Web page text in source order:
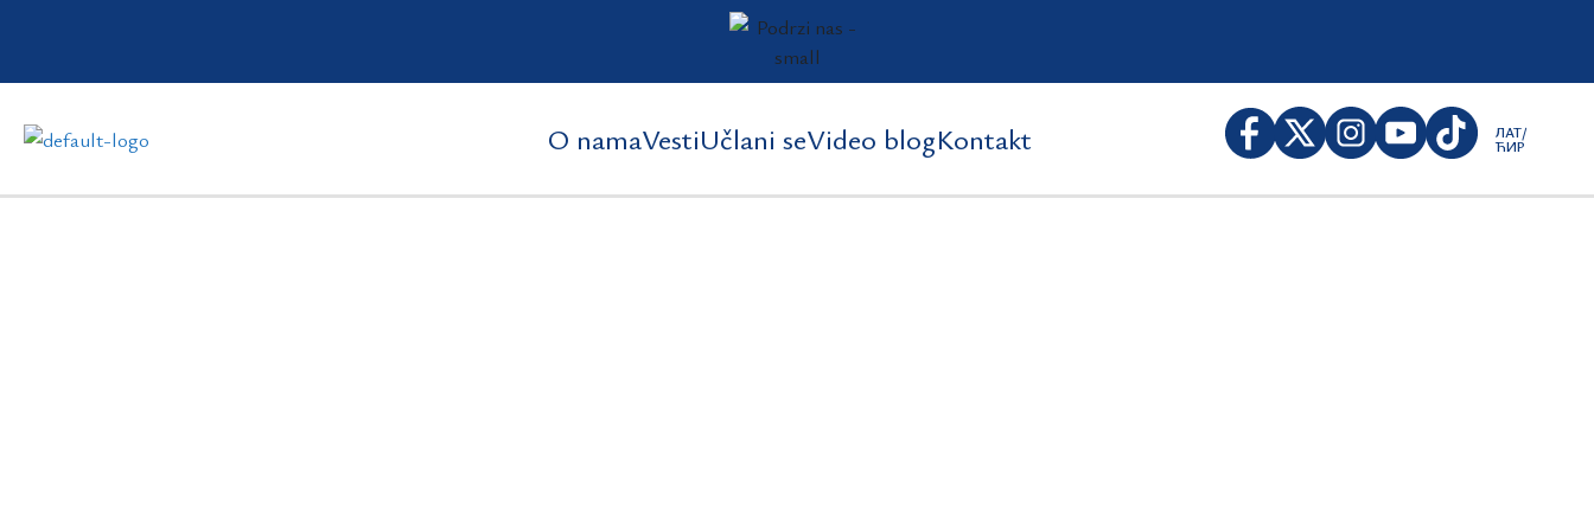
O namaVestiUčlani seVideo blogKontakt ЛАТ/
ЋИР